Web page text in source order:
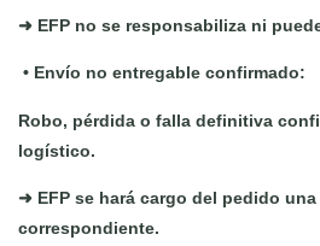
➜ EFP no se responsabiliza ni
• Envío no entregable confirmado:
Robo, pérdida o falla definitiva
logístico.
➜ EFP se hará cargo del pedido
correspondiente.